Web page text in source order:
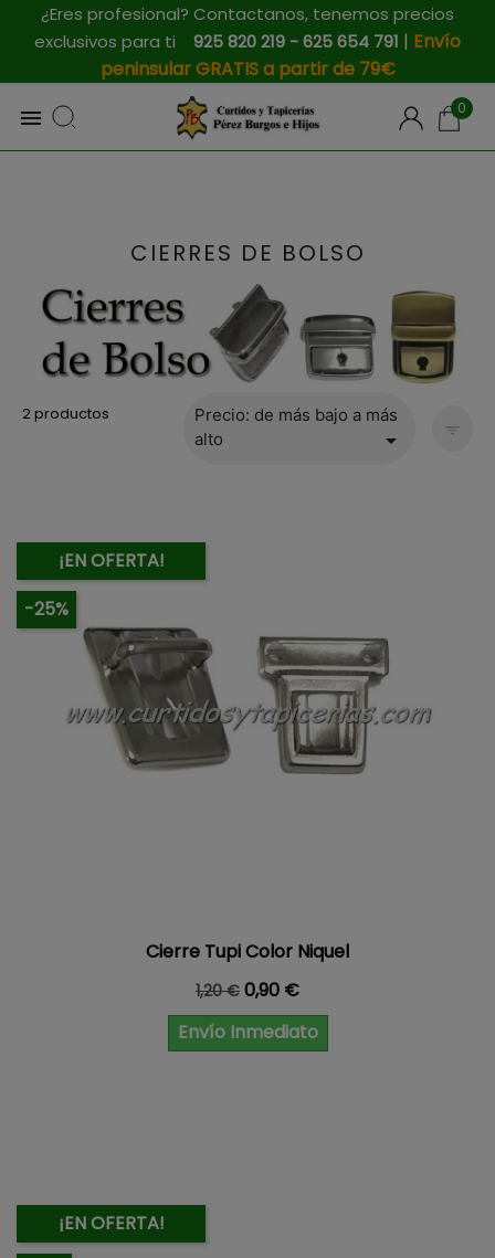
¿Eres profesional? Contactanos, tenemos precios
exclusivos para ti 925 820 219 - 625 654 791 | Envío
peninsular GRATIS a partir de 79€
 0
CIERRES DE BOLSO
2 productos
Precio: de más bajo a más
alto

¡EN OFERTA!
-25%
Cierre Tupi Color Niquel
Precio base
1,20 € Precio
0,90 €
Envío Inmediato
¡EN OFERTA!